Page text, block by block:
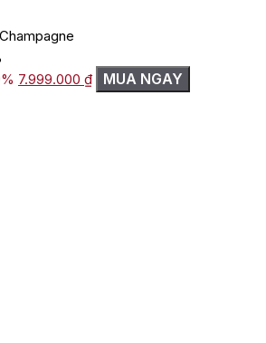
Giá
gốc
7.999.000 ₫Giá
hiện
MUA NGAY